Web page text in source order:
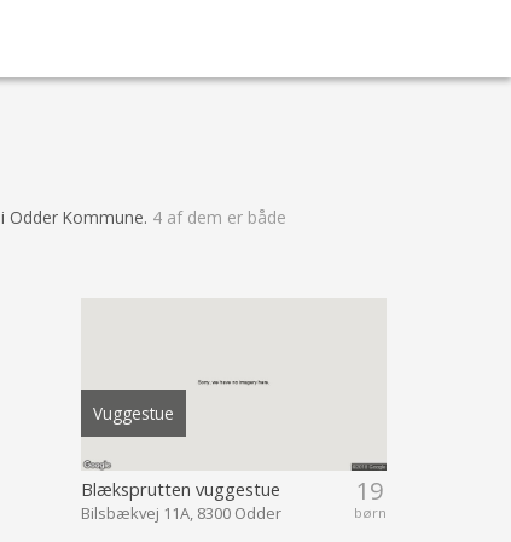
i Odder Kommune. 4 af dem er både
Vuggestue
19
børn
Blæksprutten vuggestue
Bilsbækvej 11A, 8300 Odder